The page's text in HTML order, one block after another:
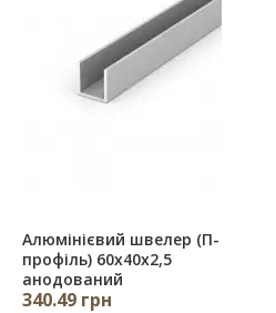
Алюмінієвий швелер (П-
профіль) 60х40х2,5
анодований
340.49 грн